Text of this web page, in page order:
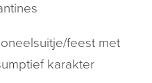
feest met
karakter